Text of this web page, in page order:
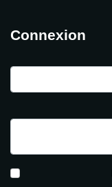
Connexion